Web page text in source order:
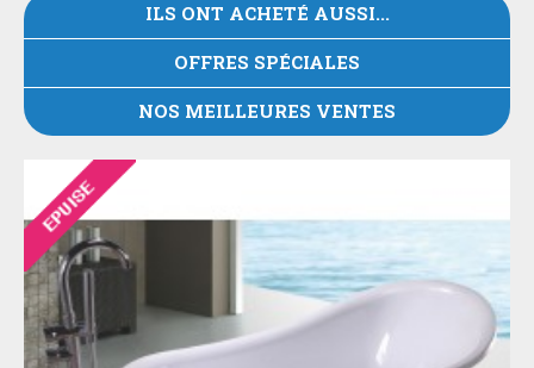
ILS ONT ACHETÉ AUSSI...
OFFRES SPÉCIALES
NOS MEILLEURES VENTES